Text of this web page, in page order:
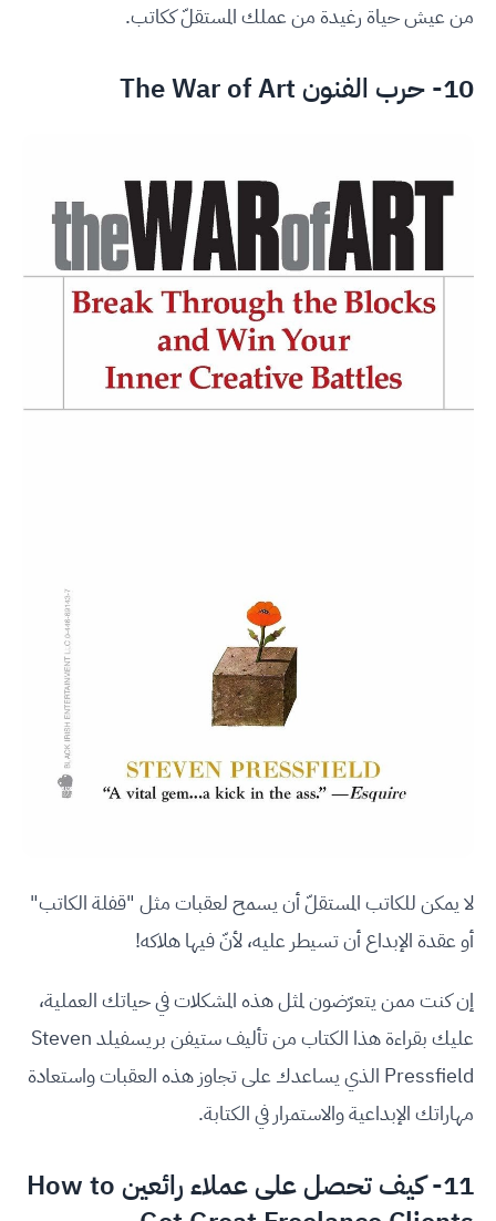
من عيش حياة رغيدة من عملك المستقلّ ككاتب.
10- حرب الفنون The War of Art
لا يمكن للكاتب المستقلّ أن يسمح لعقبات مثل "قفلة الكاتب"
أو عقدة الإبداع أن تسيطر عليه، لأنّ فيها هلاكه!
إن كنت ممن يتعرّضون لمثل هذه المشكلات في حياتك العملية،
عليك بقراءة هذا الكتاب من تأليف ستيفن بريسفيلد Steven
Pressfield الذي يساعدك على تجاوز هذه العقبات واستعادة
مهاراتك الإبداعية والاستمرار في الكتابة.
11- كيف تحصل على عملاء رائعين How to